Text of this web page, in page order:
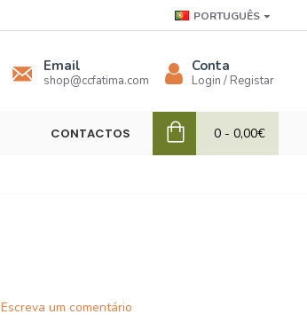
PORTUGUÊS
Email
shop@ccfatima.com
Conta
Login / Registar
CONTACTOS 0 - 0,00€
Escreva um comentário